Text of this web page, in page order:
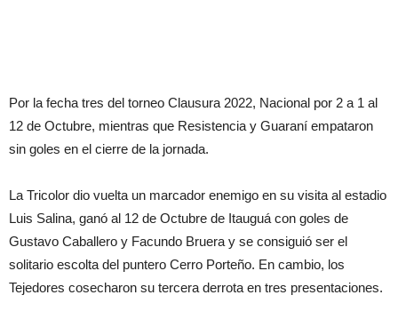
Por la fecha tres del torneo Clausura 2022, Nacional por 2 a 1 al
12 de Octubre, mientras que Resistencia y Guaraní empataron
sin goles en el cierre de la jornada.
La Tricolor dio vuelta un marcador enemigo en su visita al estadio
Luis Salina, ganó al 12 de Octubre de Itauguá con goles de
Gustavo Caballero y Facundo Bruera y se consiguió ser el
solitario escolta del puntero Cerro Porteño. En cambio, los
Tejedores cosecharon su tercera derrota en tres presentaciones.